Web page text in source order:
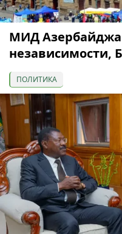
МИД
независимости,
ПОЛИТИКА